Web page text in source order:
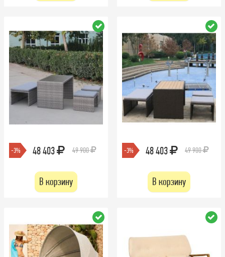
-3% 48 403 49 900
В корзину
-3% 48 403 49 900
В корзину